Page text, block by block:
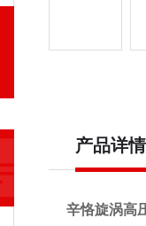
产品详情
辛恪旋涡高